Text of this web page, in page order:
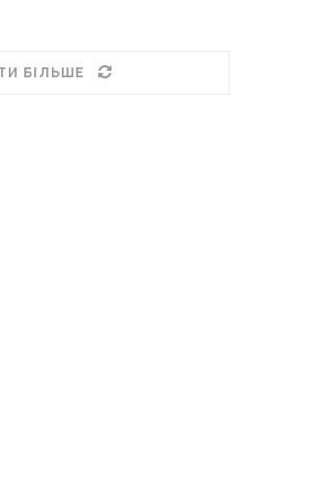
БІЛЬШЕ